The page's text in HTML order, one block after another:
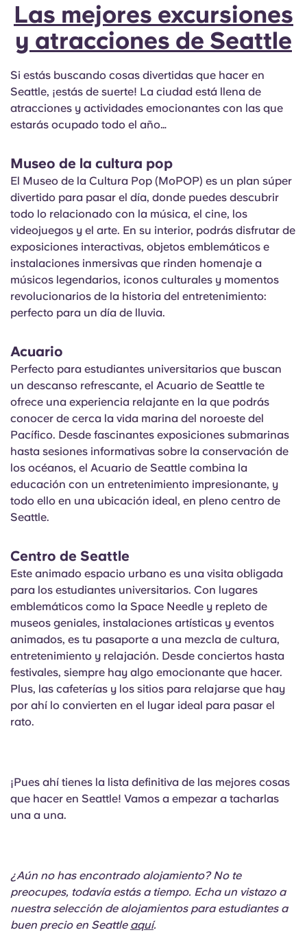
Las mejores excursiones
y atracciones de Seattle
Si estás buscando cosas divertidas que hacer en
Seattle, ¡estás de suerte! La ciudad está llena de
atracciones y actividades emocionantes con las que
estarás ocupado todo el año…
Museo de la cultura pop
El Museo de la Cultura Pop (MoPOP) es un plan súper
divertido para pasar el día, donde puedes descubrir
todo lo relacionado con la música, el cine, los
videojuegos y el arte. En su interior, podrás disfrutar de
exposiciones interactivas, objetos emblemáticos e
instalaciones inmersivas que rinden homenaje a
músicos legendarios, iconos culturales y momentos
revolucionarios de la historia del entretenimiento:
perfecto para un día de lluvia.
Acuario
Perfecto para estudiantes universitarios que buscan
un descanso refrescante, el Acuario de Seattle te
ofrece una experiencia relajante en la que podrás
conocer de cerca la vida marina del noroeste del
Pacífico. Desde fascinantes exposiciones submarinas
hasta sesiones informativas sobre la conservación de
los océanos, el Acuario de Seattle combina la
educación con un entretenimiento impresionante, y
todo ello en una ubicación ideal, en pleno centro de
Seattle.
Centro de Seattle
Este animado espacio urbano es una visita obligada
para los estudiantes universitarios. Con lugares
emblemáticos como la Space Needle y repleto de
museos geniales, instalaciones artísticas y eventos
animados, es tu pasaporte a una mezcla de cultura,
entretenimiento y relajación. Desde conciertos hasta
festivales, siempre hay algo emocionante que hacer.
Plus, las cafeterías y los sitios para relajarse que hay
por ahí lo convierten en el lugar ideal para pasar el
rato.
¡Pues ahí tienes la lista definitiva de las mejores cosas
que hacer en Seattle! Vamos a empezar a tacharlas
una a una.
¿Aún no has encontrado alojamiento? No te
preocupes, todavía estás a tiempo. Echa un vistazo a
nuestra selección de alojamientos para estudiantes a
buen precio en Seattle aquí.